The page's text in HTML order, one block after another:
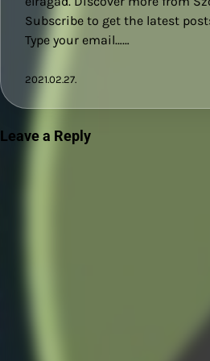
Subscribe to get the latest
Type your email……
2021.02.27.
Leave a Reply